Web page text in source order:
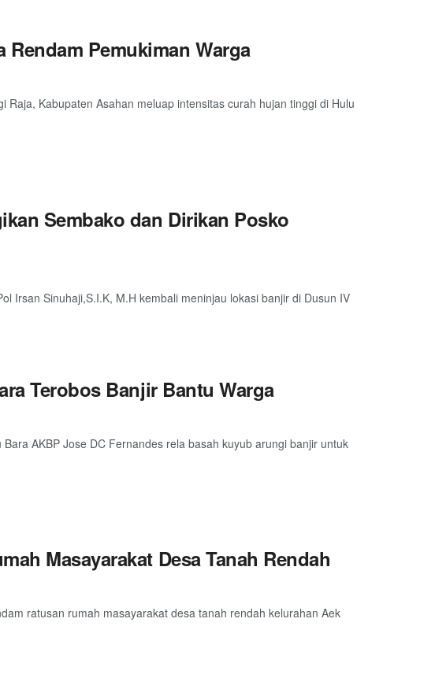
Pemukiman Warga
Kabupaten Asahan meluap intensitas curah hujan tinggi di Hulu
Sembako dan Dirikan Posko
Irsan Sinuhaji,S.I.K, M.H kembali meninjau lokasi banjir di Dusun IV
Terobos Banjir Bantu Warga
AKBP Jose DC Fernandes rela basah kuyub arungi banjir untuk
Masayarakat Desa Tanah Rendah
ratusan rumah masayarakat desa tanah rendah kelurahan Aek